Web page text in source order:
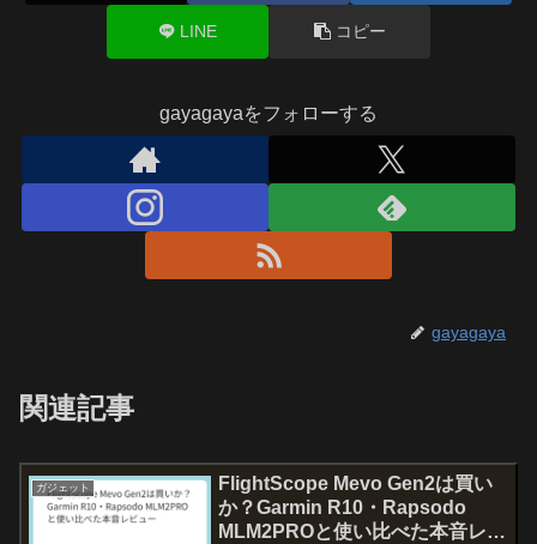
LINE コピー
gayagayaをフォローする
gayagaya
関連記事
ガジェット
FlightScope Mevo Gen2は買い
か？Garmin R10・Rapsodo
MLM2PROと使い比べた本音レビ